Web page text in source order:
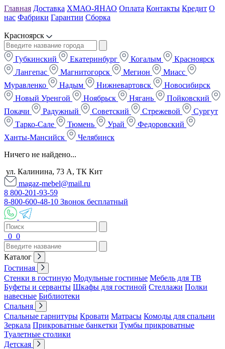
Главная Доставка ХМАО-ЯНАО Оплата Контакты Кредит О
нас Фабрики Гарантии Сборка
Красноярск
Губкинский Екатеринбург Когалым
Красноярск
Лангепас
Магнитогорск Мегион
Миасс
Муравленко
Надым Нижневартовск
Новосибирск
Новый Уренгой
Ноябрьск Нягань
Пойковский
Покачи
Радужный Советский Стрежевой
Сургут
Тарко-Сале
Тюмень Урай
Федоровский
Ханты-Мансийск
Челябинск
Ничего не найдено...
ул. Калинина, 73 А, ТК Кит
magaz-mebel@mail.ru
8 800-201-93-59
8-800-600-48-10 Звонок бесплатный
0 0
Каталог
Гостиная
Стенки в гостиную Модульные гостиные Мебель для ТВ
Буфеты и серванты Шкафы для гостиной Стеллажи Полки
навесные Библиотеки
Спальня
Спальные гарнитуры Кровати Матрасы Комоды для спальни
Зеркала Прикроватные банкетки Тумбы прикроватные
Туалетные столики
Детская